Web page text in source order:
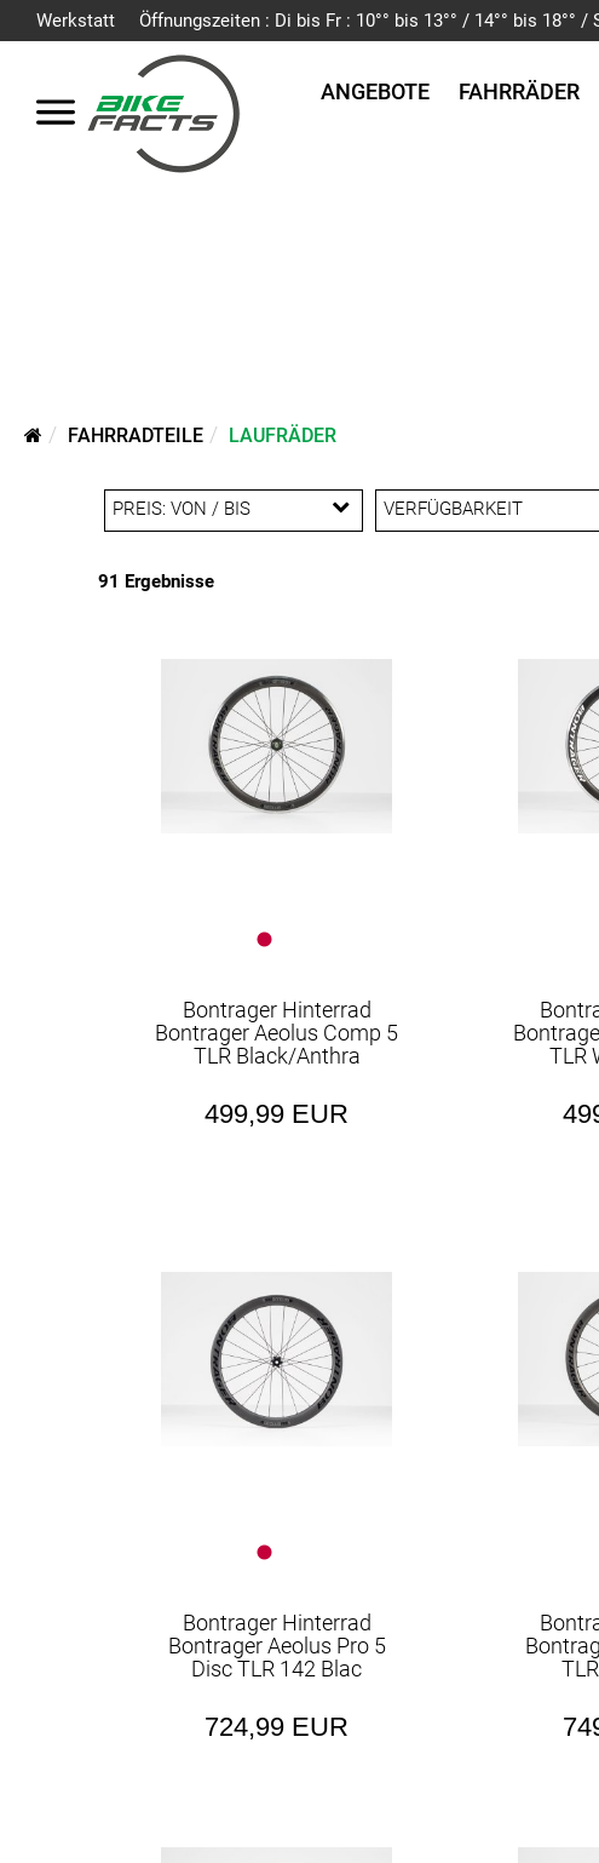
Werkstatt Öffnungszeiten : Di bis Fr : 10°° bis 13°° / 14°° bis 18°°
ANGEBOTE FAHRRÄDER
FAHRRADTEILE LAUFRÄDER
PREIS: VON / BIS VERFÜGBARKEIT
91 Ergebnisse
Bontrager Hinterrad
Bontrager Aeolus Comp 5
TLR Black/Anthra
499,99 EUR
TLR
Bontrager Hinterrad
Bontrager Aeolus Pro 5
Disc TLR 142 Blac
724,99 EUR